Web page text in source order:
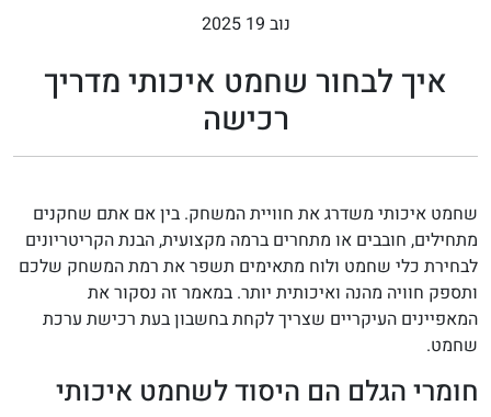
שקונים
לבחור
איכותי
מדריך
רכישה
נוב 19 2025
איך לבחור שחמט איכותי מדריך
רכישה
שחמט איכותי משדרג את חוויית המשחק. בין אם אתם שחקנים
מתחילים, חובבים או מתחרים ברמה מקצועית, הבנת הקריטריונים
לבחירת כלי שחמט ולוח מתאימים תשפר את רמת המשחק שלכם
ותספק חוויה מהנה ואיכותית יותר. במאמר זה נסקור את
המאפיינים העיקריים שצריך לקחת בחשבון בעת רכישת ערכת
שחמט.
חומרי הגלם הם היסוד לשחמט איכותי